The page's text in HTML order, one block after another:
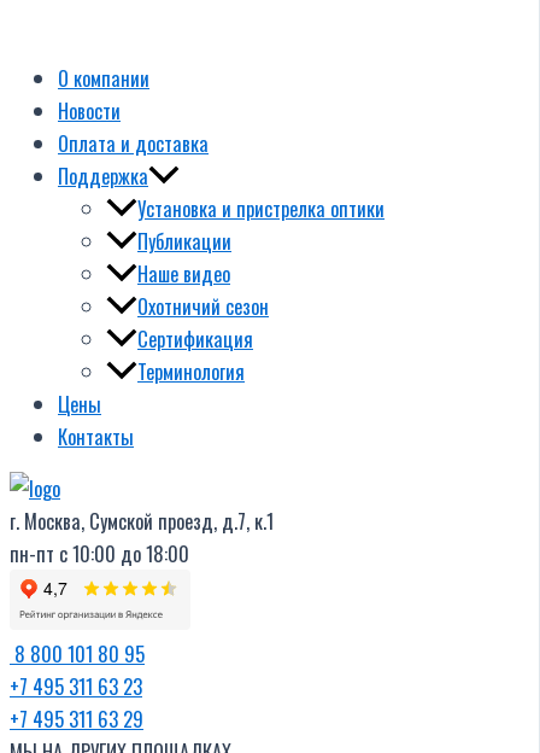
О компании
Новости
Оплата и доставка
Поддержка
Установка и пристрелка оптики
Публикации
Наше видео
Охотничий сезон
Сертификация
Терминология
Цены
Контакты
г. Москва, Сумской проезд, д.7, к.1
пн-пт с 10:00 до 18:00
8 800 101 80 95
+7 495 311 63 23
+7 495 311 63 29